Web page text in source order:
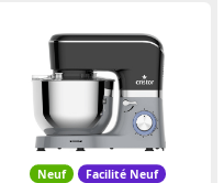
Neuf Facilité Neuf